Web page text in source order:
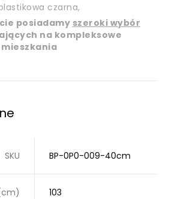
czarna,
posiadamy szeroki wybór
na kompleksowe
SKU BP-0P0-009-40cm
103